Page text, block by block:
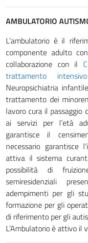
AMBULATORIO
L’ambulatorio è il
componente adulto
collaborazione con il
trattamento
Neuropsichiatria
trattamento dei
lavoro cura il passaggio
ai servizi per l’età
garantisce il
necessario garantisce
attiva il sistema
possibilità di
semiresidenziali
adempimenti per gli
formazione per gli
di riferimento per gli
L’Ambulatorio è attivo il